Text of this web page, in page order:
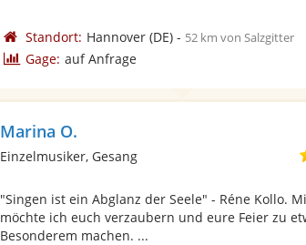
Standort: Hannover(DE)- 52 km von Salzgitter
Gage: auf Anfrage
Marina O.
Einzelmusiker, Gesang
"Singen ist ein Abglanz der Seele" - Réne Kollo.
möchte ich euch verzaubern und eure Feier zu
Besonderem machen. ...